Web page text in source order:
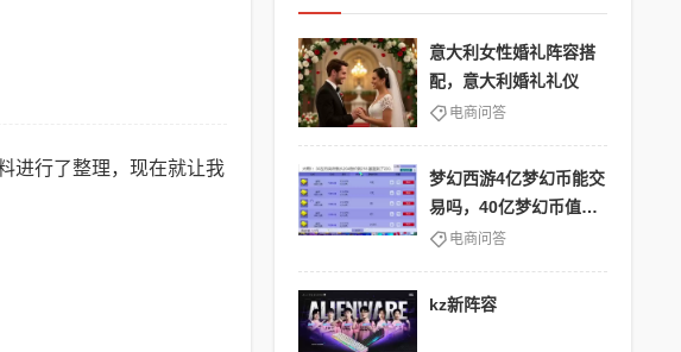
进行了整理，现在就让我
意大利女性婚礼阵容搭
配，意大利婚礼礼仪
电商问答
梦幻西游4亿梦幻币能交
易吗，40亿梦幻币值多
少 电商问答
kz新阵容